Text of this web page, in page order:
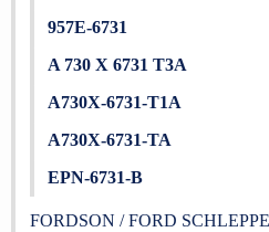
957E-6731
A 730 X 6731 T3A
A730X-6731-T1A
A730X-6731-TA
EPN-6731-B
FORDSON / FORD